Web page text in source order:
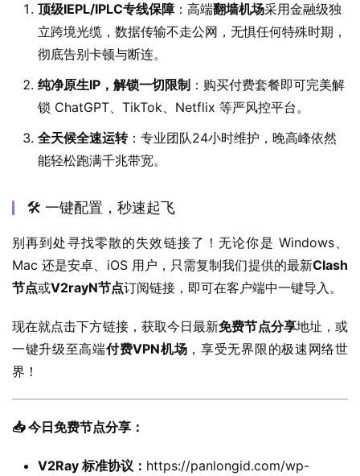
顶级IEPL/IPLC专线保障：高端翻墙机场采用金融级独
立跨境光缆，数据传输不走公网，无惧任何特殊时期，
彻底告别卡顿与断连。
纯净原生IP，解锁一切限制 ：购买付费套餐即可完美解
锁 ChatGPT、TikTok、Netflix 等严风控平台。
全天候全速运转：专业团队24小时维护，晚高峰依然
能轻松跑满千兆带宽。
🛠️ 一键配置，秒速起飞
别再到处寻找零散的失效链接了！无论你是 Windows、
Mac 还是安卓、iOS 用户，只需复制我们提供的最新Clash
节点或V2rayN节点订阅链接，即可在客户端中一键导入。
现在就点击下方链接，获取今日最新免费节点分享地址，或
一键升级至高端付费VPN机场 ，享受无界限的极速网络世
界！
📥 今日免费节点分享：
V2Ray 标准协议： https://panlongid.com/wp-